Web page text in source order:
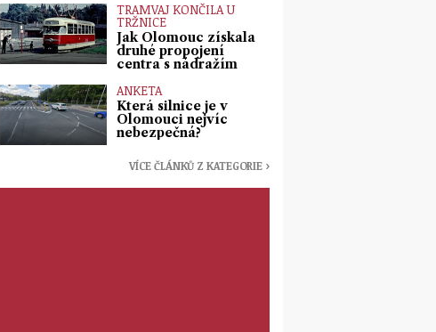
TRAMVAJ KONČILA U
TRŽNICE
Jak Olomouc získala
druhé propojení
centra s nádražím
ANKETA
Která silnice je v
Olomouci nejvíc
nebezpečná?
VÍCE ČLÁNKŮ Z KATEGORIE ›